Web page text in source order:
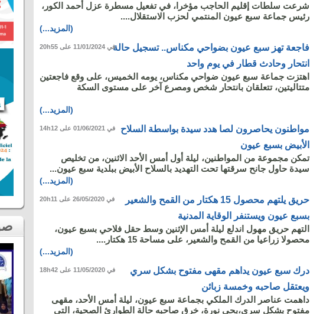
شرعت سلطات إقليم الحاجب مؤخرا، في تفعيل مسطرة عزل أحمد الكور،
رئيس جماعة سبع عيون المنتمي لحزب الاستقلال....
(المزيد...)
فاجعة تهز سبع عيون بضواحي مكناس.. تسجيل حالة
انتحار وحادث قطار في يوم واحد
اهتزت جماعة سبع عيون ضواحي مكناس، يومه الخميس، على وقع فاجعتين
متتاليتين، تتعلقان بانتحار شخص ومصرع آخر على مستوى السكة
(المزيد...)
في 11/01/2024 على 20h55
مواطنون يحاصرون لصا هدد سيدة بواسطة السلاح
الأبيض بسبع عيون
تمكن مجموعة من المواطنين، ليلة أول أمس الأحد الاثنين، من تخليص
سيدة حاول جانح سرقتها تحت التهديد بالسلاح الأبيض ببلدية سبع عيون...
(المزيد...)
في 01/06/2021 على 14h12
حريق يلتهم محصول 15 هكتار من القمح والشعير
بسبع عيون ويستنفر الوقاية المدنية
التهم حريق مهول اندلع ليلة أمس الإثنين وسط حقل فلاحي بسبع عيون،
محصولا زراعيا من القمح والشعير، على مساحة 15 هكتار....
(المزيد...)
في 26/05/2020 على 20h11
درك سبع عيون يداهم مقهى مفتوح بشكل سري
ويعتقل صاحبه وخمسة زبائن
داهمت عناصر الدرك الملكي بجماعة سبع عيون، ليلة أمس الأحد، مقهى
مفتوح بشكل سري،بحي نورة، خرق صاحبه حالة الطوارئ الصحية، التي
في 11/05/2020 على 18h42